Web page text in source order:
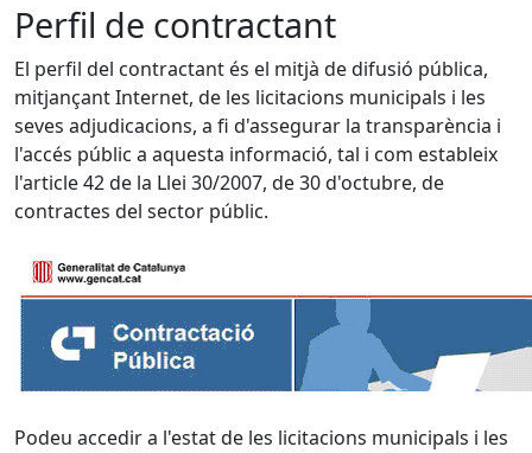
Perfil de contractant
El perfil del contractant és el mitjà de difusió pública,
mitjançant Internet, de les licitacions municipals i les
seves adjudicacions, a fi d'assegurar la transparència i
l'accés públic a aquesta informació, tal i com estableix
l'article 42 de la Llei 30/2007, de 30 d'octubre, de
contractes del sector públic.
Podeu accedir a l'estat de les licitacions municipals i les